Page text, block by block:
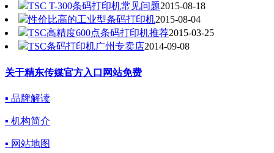
TSC T-300条码打印机常见问题2015-08-18
性价比高的工业型条码打印机2015-08-04
TSC高精度600点条码打印机推荐2015-03-25
TSC条码打印机广州专卖店2014-09-08
关于精东传媒官方入口网站免费
▪ 品牌解读
▪ 机构简介
▪ 网站地图